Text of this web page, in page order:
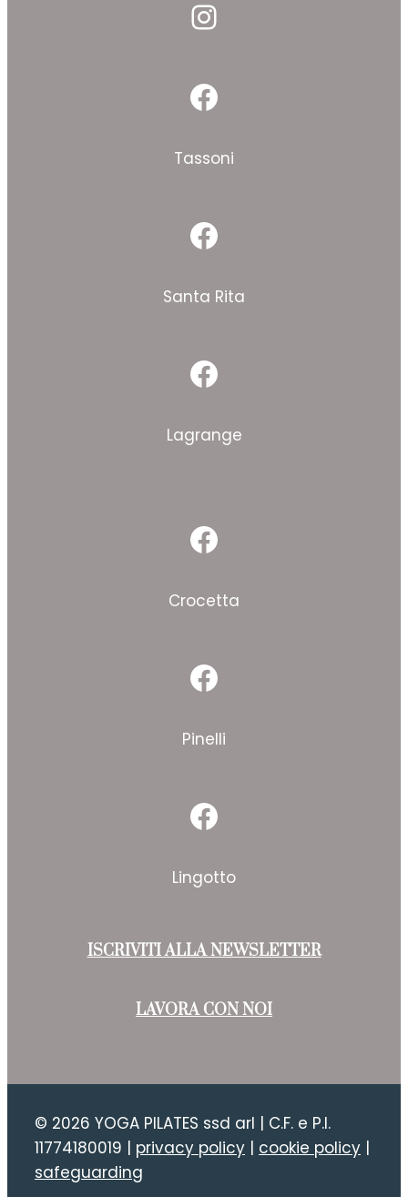
Instagram
Facebook
Tassoni
Facebook
Santa Rita
Facebook
Lagrange
Facebook
Crocetta
Facebook
Pinelli
Facebook
Lingotto
ISCRIVITI ALLA NEWSLETTER
LAVORA CON NOI
© 2026 YOGA PILATES ssd arl | C.F. e P.I.
11774180019 | privacy policy | cookie policy |
safeguarding